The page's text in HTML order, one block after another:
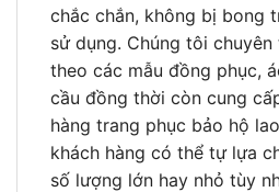
chắc chắn, không bị bong
sử dụng. Chúng tôi
theo các mẫu đồng phục,
cầu đồng thời còn cung
hàng trang phục bảo hộ
khách hàng có thể tự lựa
số lượng lớn hay nhỏ tùy